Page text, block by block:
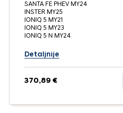
SANTA FE PHEV MY24
INSTER MY25
IONIQ 5 MY21
IONIQ 5 MY23
IONIQ 5 N MY24
Detaljnije
370,89 €